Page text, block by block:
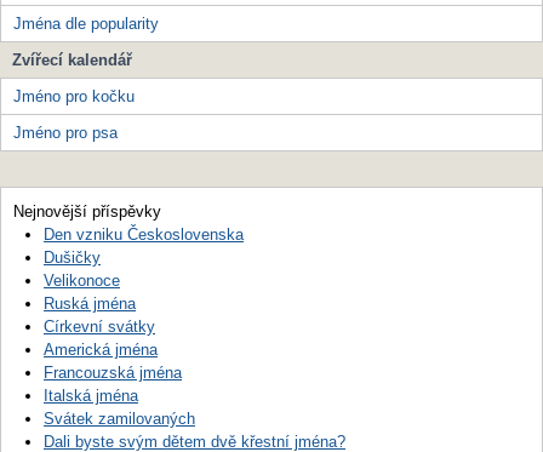
Jména dle popularity
Zvířecí kalendář
Jméno pro kočku
Jméno pro psa
Nejnovější příspěvky
Den vzniku Československa
Dušičky
Velikonoce
Ruská jména
Církevní svátky
Americká jména
Francouzská jména
Italská jména
Svátek zamilovaných
Dali byste svým dětem dvě křestní jména?